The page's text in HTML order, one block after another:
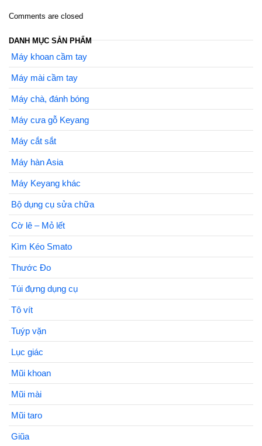
Comments are closed
DANH MỤC SẢN PHẨM
Máy khoan cầm tay
Máy mài cầm tay
Máy chà, đánh bóng
Máy cưa gỗ Keyang
Máy cắt sắt
Máy hàn Asia
Máy Keyang khác
Bộ dụng cụ sửa chữa
Cờ lê – Mỏ lết
Kìm Kéo Smato
Thước Đo
Túi đựng dụng cụ
Tô vít
Tuýp vặn
Lục giác
Mũi khoan
Mũi mài
Mũi taro
Giũa